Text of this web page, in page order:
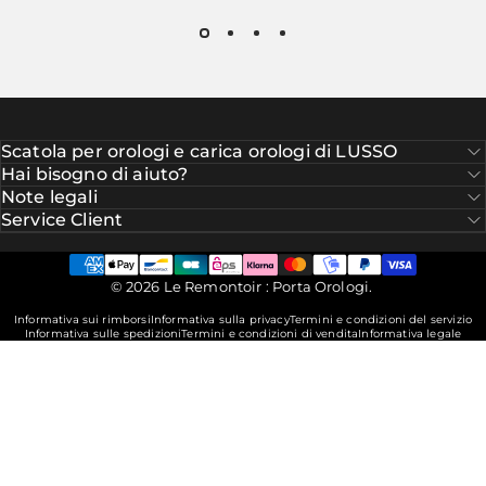
Scatola per orologi e carica orologi di LUSSO
Hai bisogno di aiuto?
Note legali
Service Client
© 2026 Le Remontoir : Porta Orologi.
Informativa sui rimborsiInformativa sulla privacyTermini e condizioni del servizio
Informativa sulle spedizioniTermini e condizioni di venditaInformativa legale